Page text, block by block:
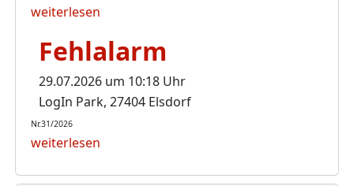
weiterlesen
Fehlalarm
29.07.2026 um 10:18 Uhr
LogIn Park, 27404 Elsdorf
Nr.31/2026
weiterlesen